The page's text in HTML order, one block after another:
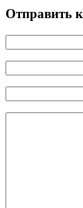
Отправить